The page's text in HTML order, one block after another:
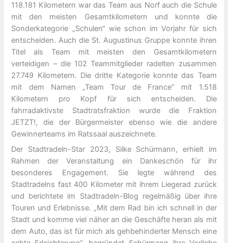
118.181 Kilometern war das Team aus Norf auch die Schule
mit den meisten Gesamtkilometern und konnte die
Sonderkategorie „Schulen“ wie schon im Vorjahr für sich
entscheiden. Auch die St. Augustinus Gruppe konnte ihren
Titel als Team mit meisten den Gesamtkilometern
verteidigen – die 102 Teammitglieder radelten zusammen
27.749 Kilometern. Die dritte Kategorie konnte das Team
mit dem Namen „Team Tour de France“ mit 1.518
Kilometern pro Kopf für sich entscheiden. Die
fahrradaktivste Stadtratsfraktion wurde die Fraktion
JETZT!, die der Bürgermeister ebenso wie die andere
Gewinnerteams im Ratssaal auszeichnete.
Der Stadtradeln-Star 2023, Silke Schürmann, erhielt im
Rahmen der Veranstaltung ein Dankeschön für ihr
besonderes Engagement. Sie legte während des
Stadtradelns fast 400 Kilometer mit ihrem Liegerad zurück
und berichtete im Stadtradeln-Blog regelmäßig über ihre
Touren und Erlebnisse. „Mit dem Rad bin ich schnell in der
Stadt und komme viel näher an die Geschäfte heran als mit
dem Auto, das ist für mich als gehbehinderter Mensch eine